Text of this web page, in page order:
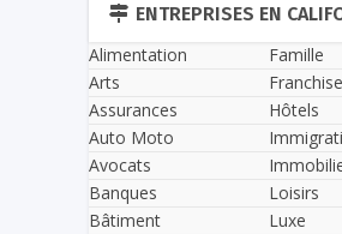
ENTREPRISES EN
Alimentation
Arts
Assurances
Auto Moto
Avocats
Banques
Bâtiment
Famille
Hôtels
Loisirs
Luxe